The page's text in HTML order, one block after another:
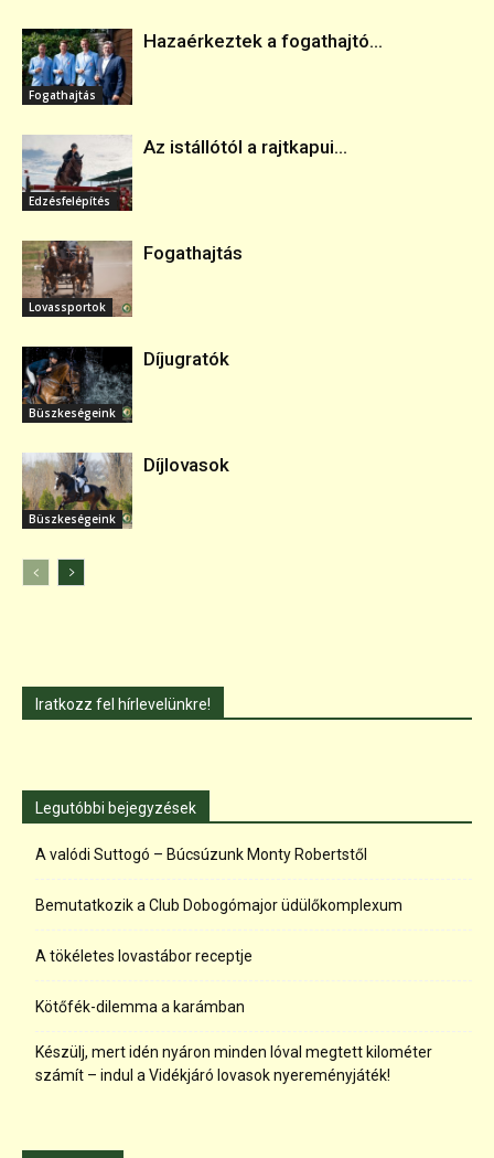
Fogathajtás
Hazaérkeztek a fogathajtó...
Edzésfelépítés
Az istállótól a rajtkapui...
Lovassportok
Fogathajtás
Büszkeségeink
Díjugratók
Büszkeségeink
Díjlovasok
Iratkozz fel hírlevelünkre!
Legutóbbi bejegyzések
A valódi Suttogó – Búcsúzunk Monty Robertstől
Bemutatkozik a Club Dobogómajor üdülőkomplexum
A tökéletes lovastábor receptje
Kötőfék-dilemma a karámban
Készülj, mert idén nyáron minden lóval megtett kilométer
számít – indul a Vidékjáró lovasok nyereményjáték!